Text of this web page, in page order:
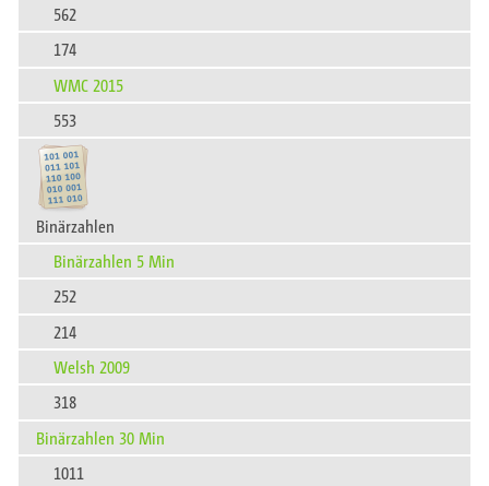
562
174
WMC 2015
553
Binärzahlen
Binärzahlen 5 Min
252
214
Welsh 2009
318
Binärzahlen 30 Min
1011